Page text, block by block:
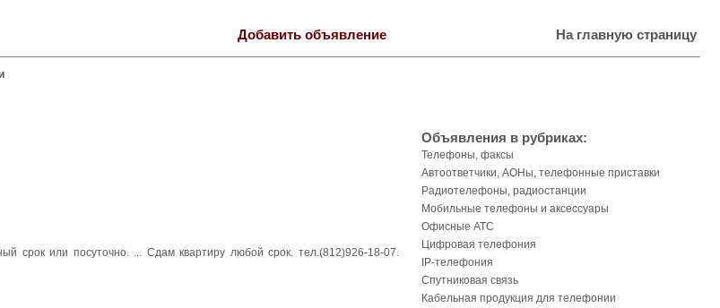
Добавить объявление На главную страницу
срок или посуточно. ... Сдам квартиру любой срок. тел.(812)926-18-07.
Объявления в рубриках:
Телефоны, факсы
Автоответчики, АОНы, телефонные приставки
Радиотелефоны, радиостанции
Мобильные телефоны и аксессуары
Офисные АТС
Цифровая телефония
IP-телефония
Спутниковая связь
Кабельная продукция для телефонии